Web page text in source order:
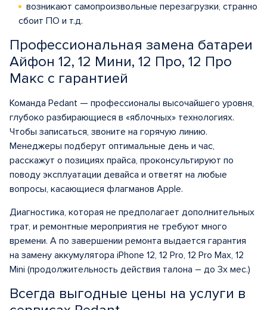
возникают самопроизвольные перезагрузки, странно
сбоит ПО и т.д.
Профессиональная замена батареи
Айфон 12, 12 Мини, 12 Про, 12 Про
Макс с гарантией
Команда Pedant — профессионалы высочайшего уровня,
глубоко разбирающиеся в «яблочных» технологиях.
Чтобы записаться, звоните на горячую линию.
Менеджеры подберут оптимальные день и час,
расскажут о позициях прайса, проконсультируют по
поводу эксплуатации девайса и ответят на любые
вопросы, касающиеся флагманов Apple.
Диагностика, которая не предполагает дополнительных
трат, и ремонтные мероприятия не требуют много
времени. А по завершении ремонта выдается гарантия
на замену аккумулятора iPhone 12, 12 Pro, 12 Pro Max, 12
Mini (продолжительность действия талона – до 3х мес.)
Всегда выгодные цены на услуги в